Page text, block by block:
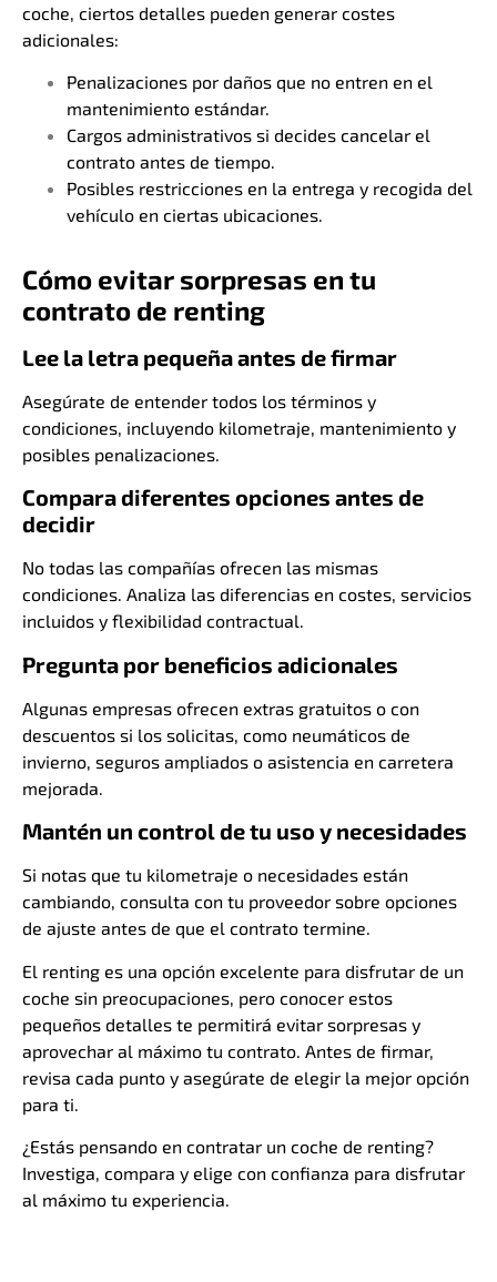
coche, ciertos detalles pueden generar costes
adicionales:
Penalizaciones por daños que no entren en el
mantenimiento estándar.
Cargos administrativos si decides cancelar el
contrato antes de tiempo.
Posibles restricciones en la entrega y recogida del
vehículo en ciertas ubicaciones.
Cómo evitar sorpresas en tu
contrato de renting
Lee la letra pequeña antes de firmar
Asegúrate de entender todos los términos y
condiciones, incluyendo kilometraje, mantenimiento y
posibles penalizaciones.
Compara diferentes opciones antes de
decidir
No todas las compañías ofrecen las mismas
condiciones. Analiza las diferencias en costes, servicios
incluidos y flexibilidad contractual.
Pregunta por beneficios adicionales
Algunas empresas ofrecen extras gratuitos o con
descuentos si los solicitas, como neumáticos de
invierno, seguros ampliados o asistencia en carretera
mejorada.
Mantén un control de tu uso y necesidades
Si notas que tu kilometraje o necesidades están
cambiando, consulta con tu proveedor sobre opciones
de ajuste antes de que el contrato termine.
El renting es una opción excelente para disfrutar de un
coche sin preocupaciones, pero conocer estos
pequeños detalles te permitirá evitar sorpresas y
aprovechar al máximo tu contrato. Antes de firmar,
revisa cada punto y asegúrate de elegir la mejor opción
para ti.
¿Estás pensando en contratar un coche de renting?
Investiga, compara y elige con confianza para disfrutar
al máximo tu experiencia.